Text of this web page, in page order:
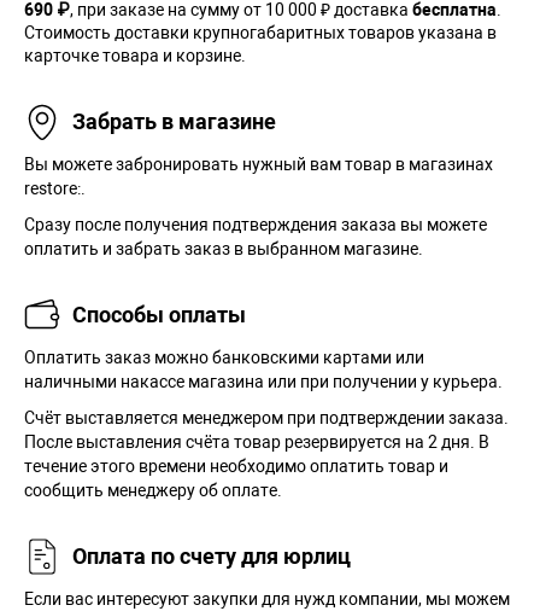
690 ₽, при заказе на сумму от 10 000 ₽ доставка бесплатна
Стоимость доставки крупногабаритных товаров указана в
карточке товара и корзине.
Забрать в магазине
Вы можете забронировать нужный вам товар в магазинах
restore:.
Сразу после получения подтверждения заказа вы можете
оплатить и забрать заказ в выбранном магазине.
Способы оплаты
Оплатить заказ можно банковскими картами или
наличными накассе магазина или при получении у курьера.
Cчёт выставляется менеджером при подтверждении заказа.
После выставления счёта товар резервируется на 2 дня. В
течение этого времени необходимо оплатить товар и
сообщить менеджеру об оплате.
Оплата по счету для юрлиц
Если вас интересуют закупки для нужд компании, мы можем